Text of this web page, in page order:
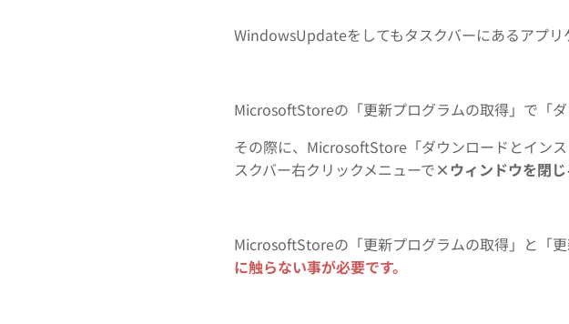
WindowsUpdateをしてもタスクバーにあるアプ
MicrosoftStoreの「更新プログラムの取得」で「
その際に、MicrosoftStore「ダウンロードとイン
スクバー右クリックメニューで×ウィンドウを閉じ
MicrosoftStoreの「更新プログラムの取得」と「
に触らない事が必要です。